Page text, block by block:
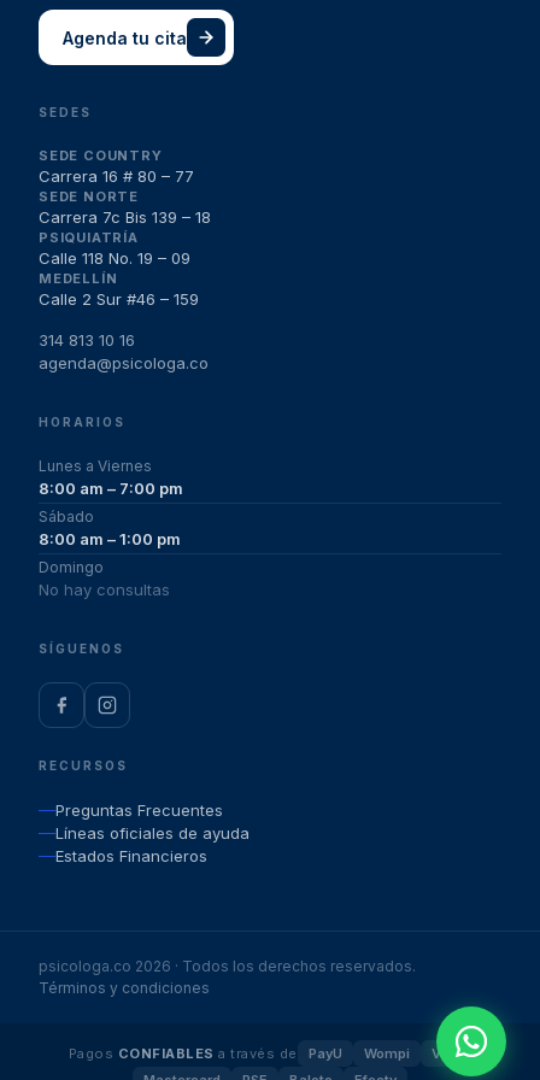
Agenda tu cita
SEDES
SEDE COUNTRY
Carrera 16 # 80 – 77
SEDE NORTE
Carrera 7c Bis 139 – 18
PSIQUIATRÍA
Calle 118 No. 19 – 09
MEDELLÍN
Calle 2 Sur #46 – 159
314 813 10 16
agenda@psicologa.co
HORARIOS
Lunes a Viernes
8:00 am – 7:00 pm
Sábado
8:00 am – 1:00 pm
Domingo
No hay consultas
SÍGUENOS
RECURSOS
Preguntas Frecuentes
Líneas oficiales de ayuda
Estados Financieros
psicologa.co 2026 · Todos los derechos reservados.
Términos y condiciones
Pagos CONFIABLES a través de PayU Wompi
Visa